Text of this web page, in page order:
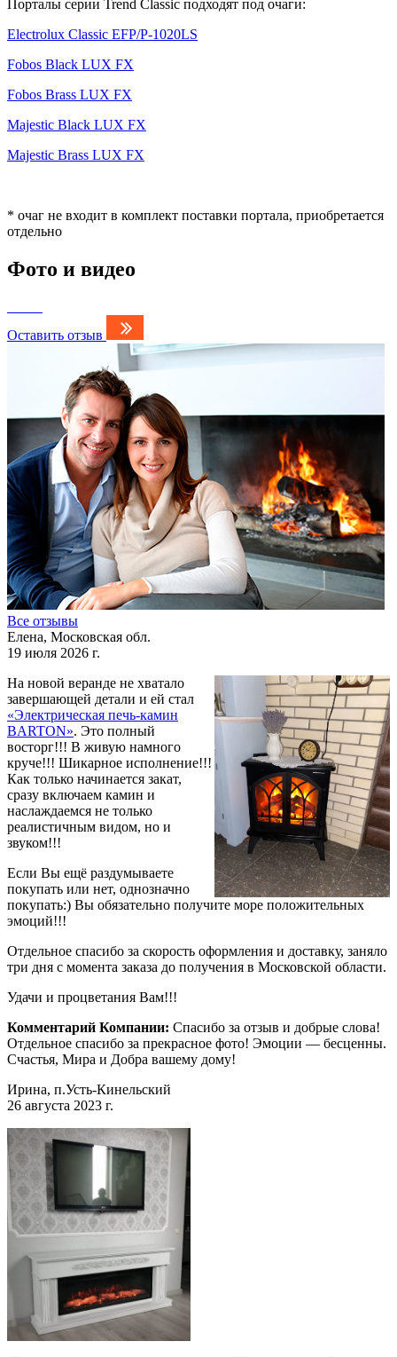
Порталы серии Trend Classic подходят под очаги:
Electrolux Classic EFP/P-1020LS
Fobos Black LUX FX
Fobos Brass LUX FX
Majestic Black LUX FX
Majestic Brass LUX FX
* очаг не входит в комплект поставки портала, приобретается
отдельно
Фото и видео
Оставить отзыв
Все отзывы
Елена, Московская обл.
19 июля 2026 г.
На новой веранде не хватало
завершающей детали и ей стал
«Электрическая печь-камин
BARTON». Это полный
восторг!!! В живую намного
круче!!! Шикарное исполнение!!!
Как только начинается закат,
сразу включаем камин и
наслаждаемся не только
реалистичным видом, но и
звуком!!!
Если Вы ещё раздумываете
покупать или нет, однозначно
покупать:) Вы обязательно получите море положительных
эмоций!!!
Отдельное спасибо за скорость оформления и доставку, заняло
три дня с момента заказа до получения в Московской области.
Удачи и процветания Вам!!!
Комментарий Компании: Спасибо за отзыв и добрые слова!
Отдельное спасибо за прекрасное фото! Эмоции — бесценны.
Счастья, Мира и Добра вашему дому!
Ирина, п.Усть-Кинельский
26 августа 2023 г.